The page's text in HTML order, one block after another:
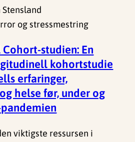
og stressmestring
studien: En
kohortstudie
erfaringer,
helse før, under og
viktigste ressursen i